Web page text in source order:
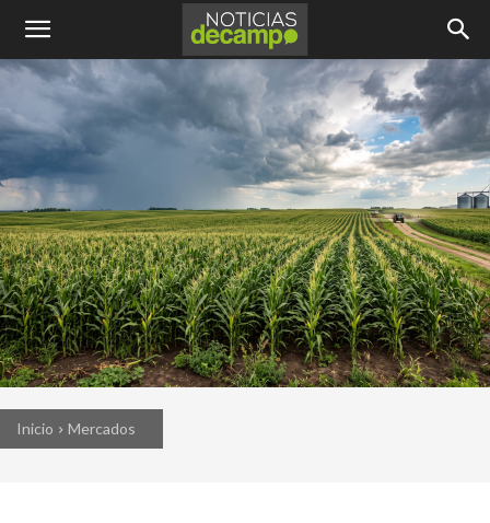
Inicio Mercados